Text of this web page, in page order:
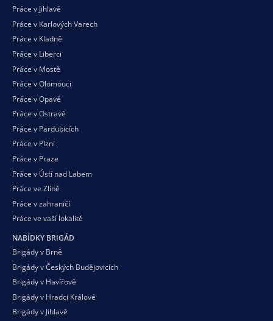
Práce v Jihlavě
Práce v Karlových Varech
Práce v Kladně
Práce v Liberci
Práce v Mostě
Práce v Olomouci
Práce v Opavě
Práce v Ostravě
Práce v Pardubicích
Práce v Plzni
Práce v Praze
Práce v Ústí nad Labem
Práce ve Zlíně
Práce v zahraničí
Práce ve vaší lokalitě
NABÍDKY BRIGÁD
Brigády v Brně
Brigády v Českých Budějovicích
Brigády v Havířově
Brigády v Hradci Králové
Brigády v Jihlavě